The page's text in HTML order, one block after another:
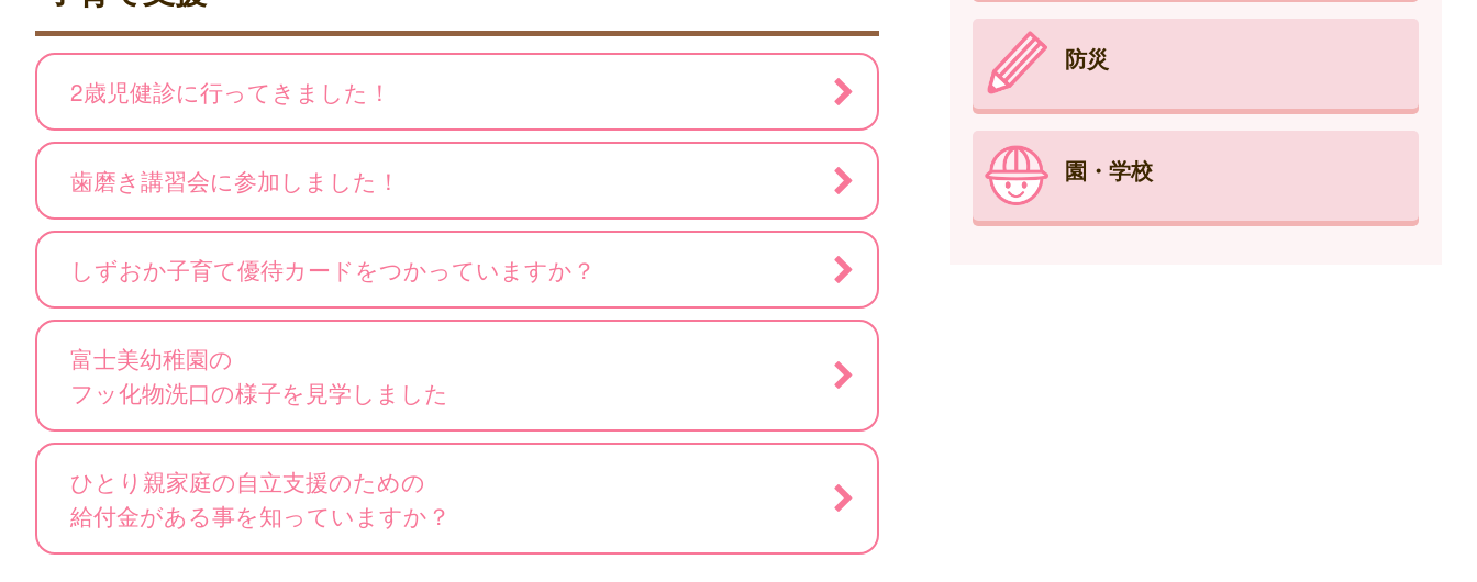
2歳児健診に行ってきました！
歯磨き講習会に参加しました！
しずおか子育て優待カードをつかっていますか？
富士美幼稚園の
フッ化物洗口の様子を見学しました
ひとり親家庭の自立支援のための
給付金がある事を知っていますか？
防災
園・学校